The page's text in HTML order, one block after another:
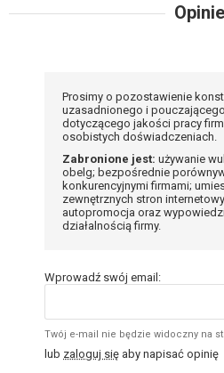
Opinie
Prosimy o pozostawienie
uzasadnionego i
dotyczącego jakości pracy
osobistych doświadczeniach.
Zabronione jest: używanie
obelg; bezpośrednie
konkurencyjnymi firmami;
zewnętrznych stron
autopromocja oraz
działalnością firmy.
Wprowadź swój email:
Twój e-mail nie będzie widoczny na
lub zaloguj się aby napisać opinię